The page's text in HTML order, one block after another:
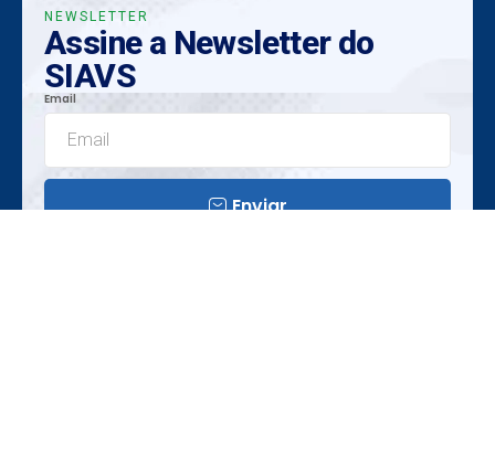
NEWSLETTER
Assine a Newsletter do
SIAVS
Email
Enviar